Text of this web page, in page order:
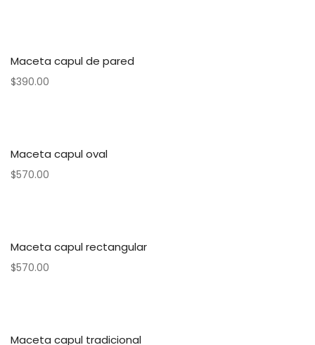
Maceta capul de pared
$390.00
Maceta capul oval
$570.00
Maceta capul rectangular
$570.00
Maceta capul tradicional